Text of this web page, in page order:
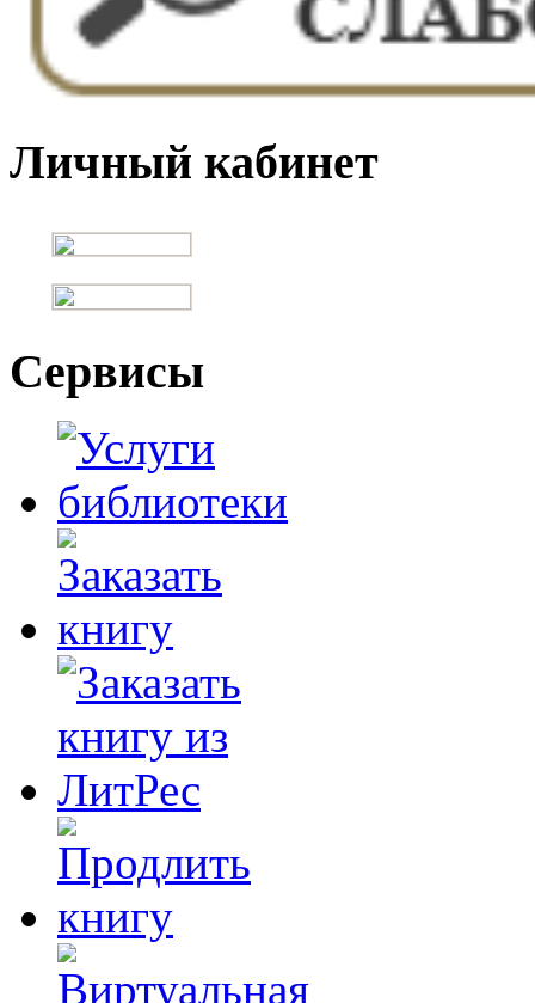
Личный кабинет
Сервисы